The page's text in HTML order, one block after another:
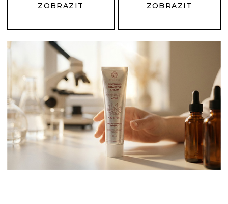
ZOBRAZIT ZOBRAZIT